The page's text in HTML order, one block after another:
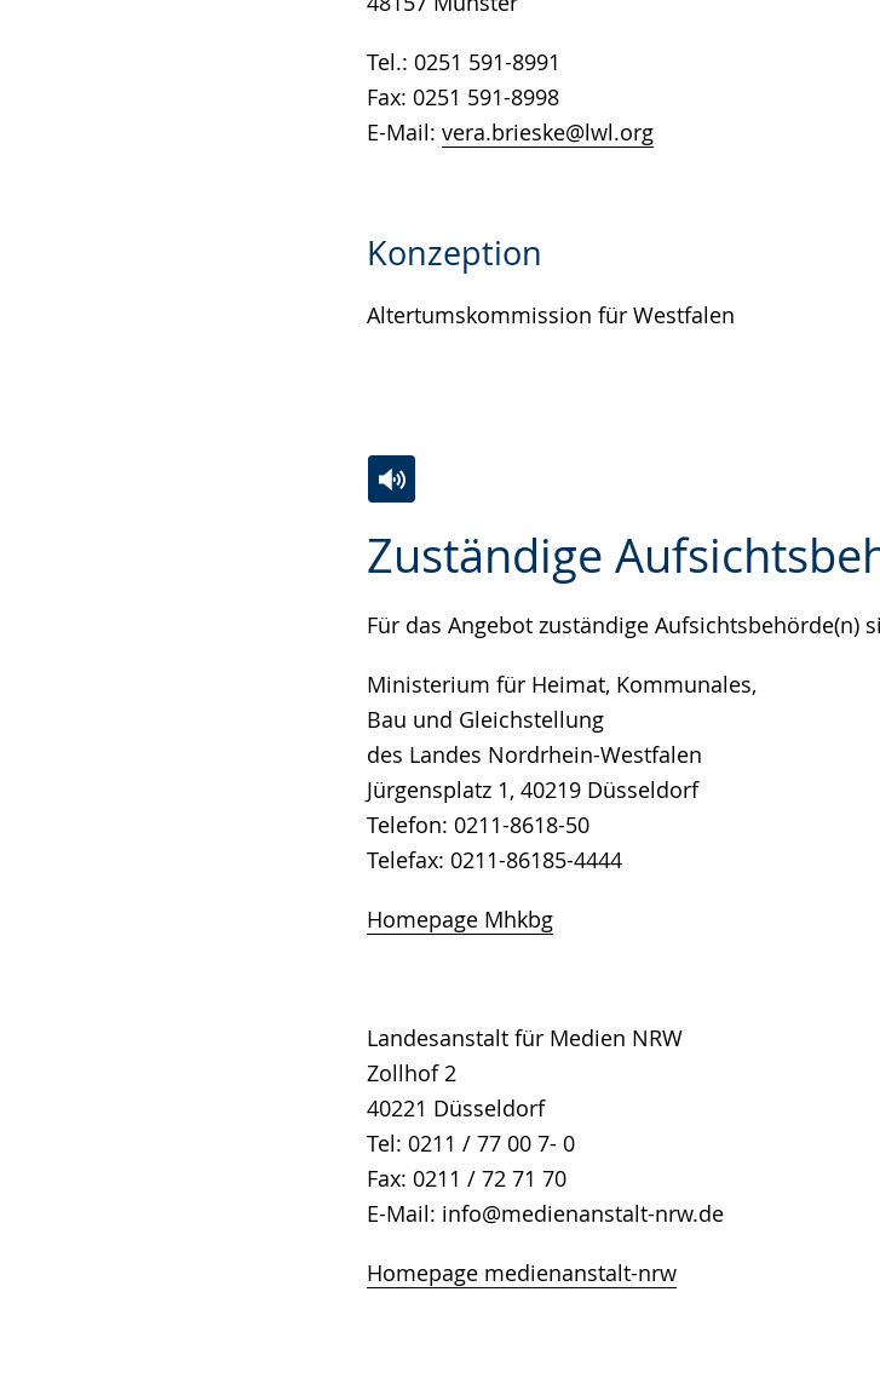
Tel.: 0251 591-8991
Fax: 0251 591-8998
E-Mail: vera.brieske@lwl.org
Konzeption
Altertumskommission für Westfalen
Zuständige
Für das Angebot zuständige Aufsichtsbehörde(n)
Ministerium für Heimat, Kommunales,
Bau und Gleichstellung
des Landes Nordrhein-Westfalen
Jürgensplatz 1, 40219 Düsseldorf
Telefon: 0211-8618-50
Telefax: 0211-86185-4444
Homepage Mhkbg
Landesanstalt für Medien NRW
Zollhof 2
40221 Düsseldorf
Tel: 0211 / 77 00 7- 0
Fax: 0211 / 72 71 70
E-Mail: info@medienanstalt-nrw.de
Homepage medienanstalt-nrw
Leichten
wechseln.
Audio-
Video
Deutscher
wird
angezeigt.